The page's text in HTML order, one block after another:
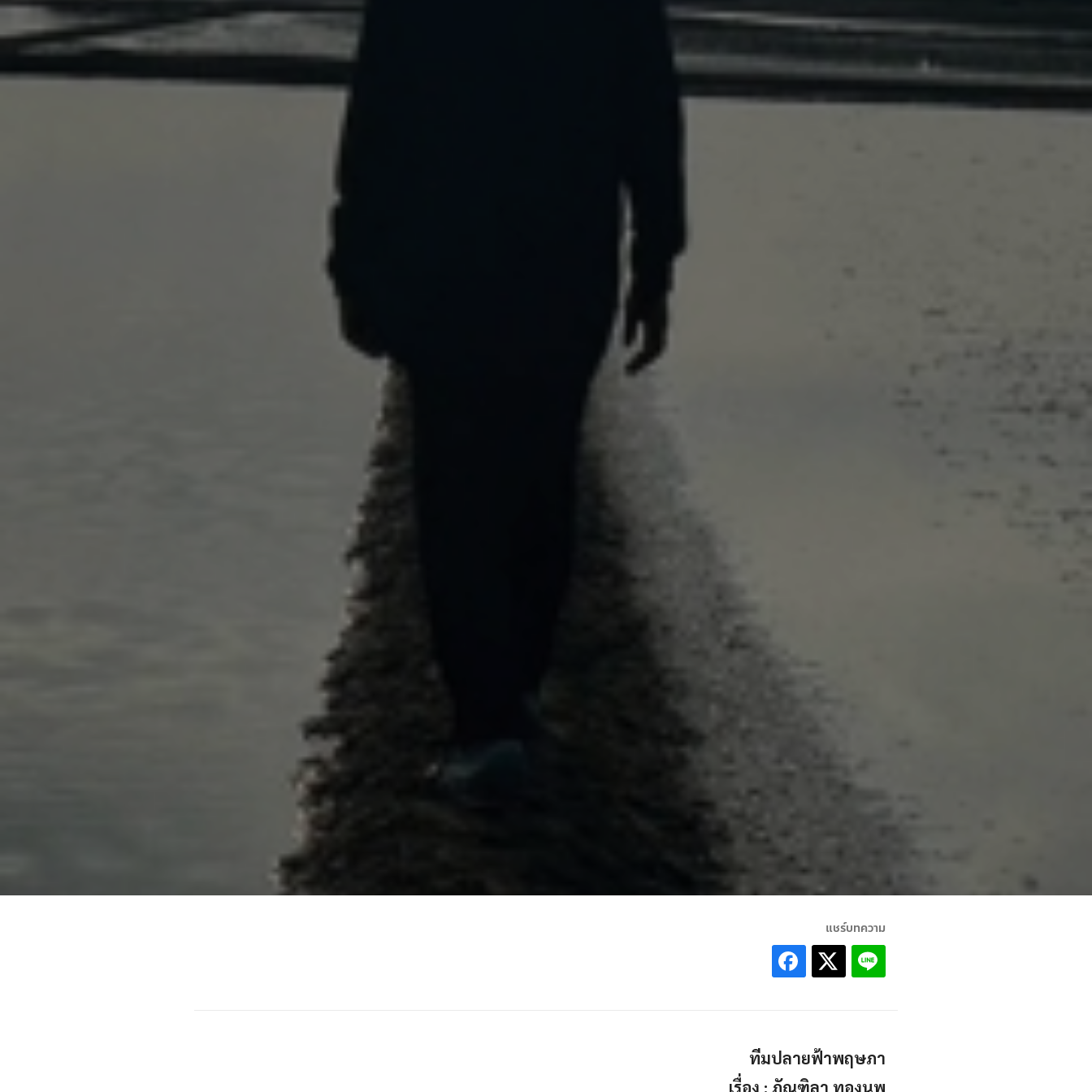
แชร์บทความ
ทีมปลายฟ้าพฤษภา
เรื่อง : ภัณฑิลา ทองนพ